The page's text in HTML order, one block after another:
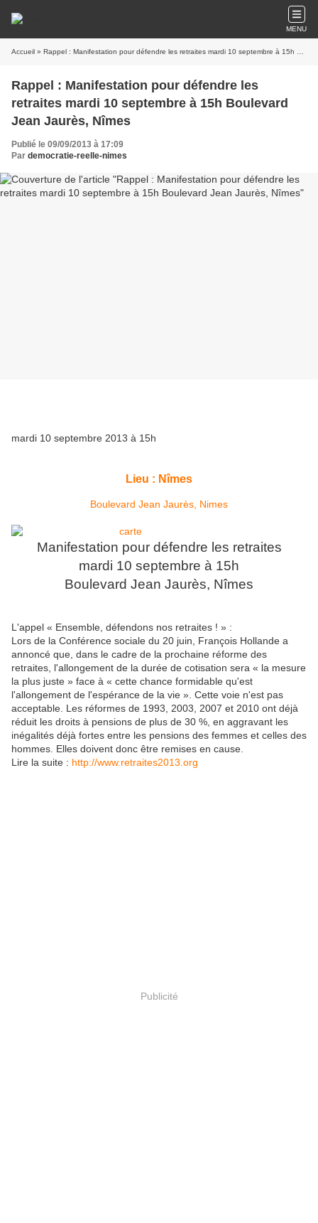
MENU
Accueil » Rappel : Manifestation pour défendre les retraites mardi 10 septembre à 15h Boulevard Jean Jaurès, Nîmes
Rappel : Manifestation pour défendre les
retraites mardi 10 septembre à 15h Boulevard
Jean Jaurès, Nîmes
Publié le 09/09/2013 à 17:09
Par democratie-reelle-nimes
mardi 10 septembre 2013 à 15h
Lieu : Nîmes
Boulevard Jean Jaurès, Nimes
Manifestation pour défendre les retraites
mardi 10 septembre à 15h
Boulevard Jean Jaurès, Nîmes
L'appel « Ensemble, défendons nos retraites ! » :
Lors de la Conférence sociale du 20 juin, François Hollande a
annoncé que, dans le cadre de la prochaine réforme des
retraites, l'allongement de la durée de cotisation sera « la mesure
la plus juste » face à « cette chance formidable qu'est
l'allongement de l'espérance de la vie ». Cette voie n'est pas
acceptable. Les réformes de 1993, 2003, 2007 et 2010 ont déjà
réduit les droits à pensions de plus de 30 %, en aggravant les
inégalités déjà fortes entre les pensions des femmes et celles des
hommes. Elles doivent donc être remises en cause.
Lire la suite : http://www.retraites2013.org
Publicité